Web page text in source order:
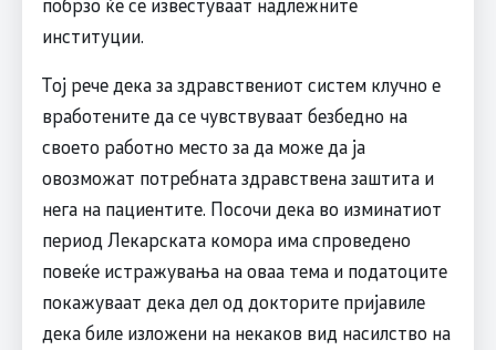
институции.
Тој рече дека за здравствениот систем клучно е
вработените да се чувствуваат безбедно на
своето работно место за да може да ја
овозможат потребната здравствена заштита и
нега на пациентите. Посочи дека во изминатиот
период Лекарската комора има спроведено
повеќе истражувања на оваа тема и податоците
покажуваат дека дел од докторите пријавиле
дека биле изложени на некаков вид насилство на